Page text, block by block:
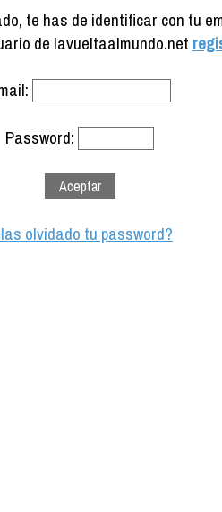
te has de identificar con tu
de lavueltaalmundo.net
Password:
olvidado tu password?